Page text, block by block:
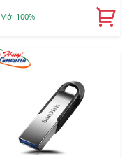
Mới 100%